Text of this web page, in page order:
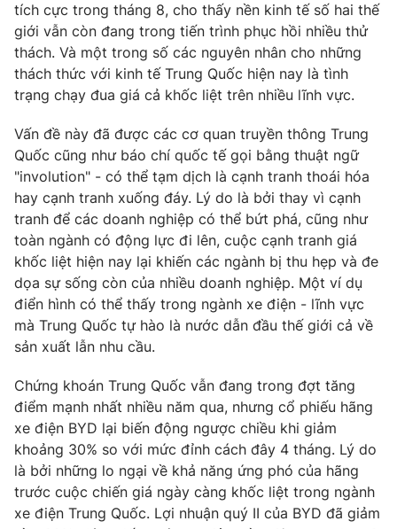
Góc doanh nghiệp
Truyền hình
Phim VTV
Hậu trường
Khán giả
Giải sao mai
Giải trí
Điện ảnh
Âm nhạc
Sao
Du lịch
Làm đẹp
Chất lượng cuộc sống
Giáo dục
Tuyển sinh
Học trực tuyến
Công nghệ
Hitech Công nghệ tương lai
Sản phẩm
Thị trường
Giao lưu trực tuyến
Lịch phát sóng
Chuyên mục khác
Emagazine Podcast
Photo Infographic
Video Shorts video
tích cực trong tháng 8, cho thấy nền kinh tế số hai thế
giới vẫn còn đang trong tiến trình phục hồi nhiều thử
thách. Và một trong số các nguyên nhân cho những
thách thức với kinh tế Trung Quốc hiện nay là tình
trạng chạy đua giá cả khốc liệt trên nhiều lĩnh vực.
Vấn đề này đã được các cơ quan truyền thông Trung
Quốc cũng như báo chí quốc tế gọi bằng thuật ngữ
"involution" - có thể tạm dịch là cạnh tranh thoái hóa
hay cạnh tranh xuống đáy. Lý do là bởi thay vì cạnh
tranh để các doanh nghiệp có thể bứt phá, cũng như
toàn ngành có động lực đi lên, cuộc cạnh tranh giá
khốc liệt hiện nay lại khiến các ngành bị thu hẹp và đe
dọa sự sống còn của nhiều doanh nghiệp. Một ví dụ
điển hình có thể thấy trong ngành xe điện - lĩnh vực
mà Trung Quốc tự hào là nước dẫn đầu thế giới cả về
sản xuất lẫn nhu cầu.
Chứng khoán Trung Quốc vẫn đang trong đợt tăng
điểm mạnh nhất nhiều năm qua, nhưng cổ phiếu hãng
xe điện BYD lại biến động ngược chiều khi giảm
khoảng 30% so với mức đỉnh cách đây 4 tháng. Lý do
là bởi những lo ngại về khả năng ứng phó của hãng
trước cuộc chiến giá ngày càng khốc liệt trong ngành
xe điện Trung Quốc. Lợi nhuận quý II của BYD đã giảm